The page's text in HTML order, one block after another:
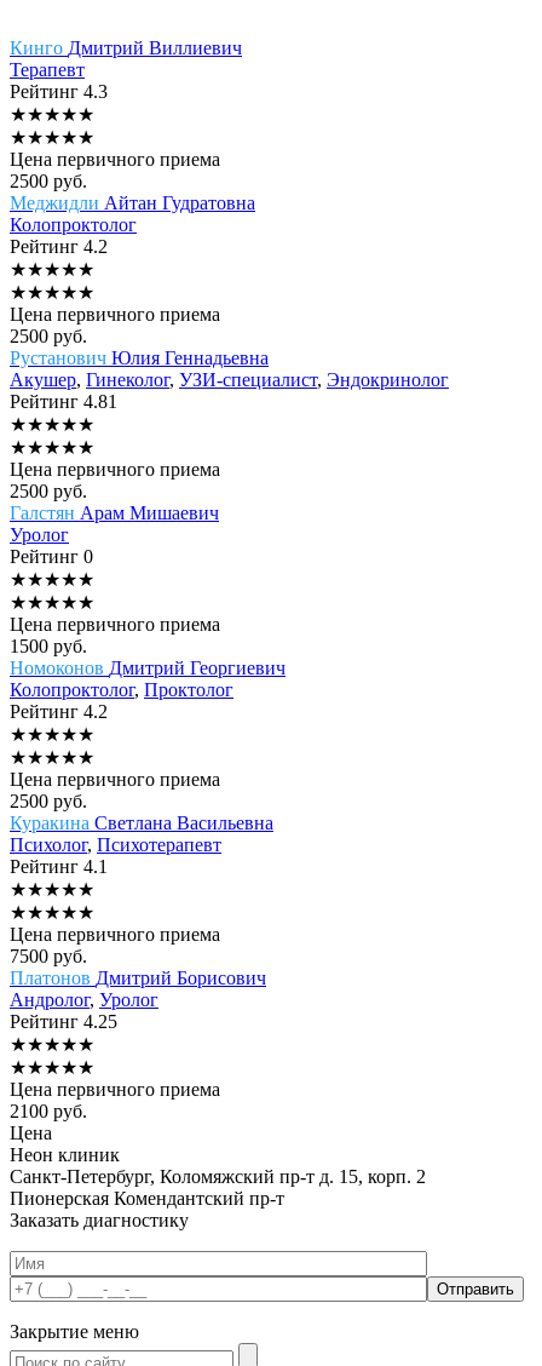
Кинго Дмитрий Виллиевич
Терапевт
Рейтинг 4.3
★★★★★
★★★★★
Цена первичного приема
2500 руб.
Меджидли Айтан Гудратовна
Колопроктолог
Рейтинг 4.2
★★★★★
★★★★★
Цена первичного приема
2500 руб.
Рустанович Юлия Геннадьевна
Акушер, Гинеколог, УЗИ-специалист, Эндокринолог
Рейтинг 4.81
★★★★★
★★★★★
Цена первичного приема
2500 руб.
Галстян Арам Мишаевич
Уролог
Рейтинг 0
★★★★★
★★★★★
Цена первичного приема
1500 руб.
Номоконов Дмитрий Георгиевич
Колопроктолог, Проктолог
Рейтинг 4.2
★★★★★
★★★★★
Цена первичного приема
2500 руб.
Куракина Светлана Васильевна
Психолог, Психотерапевт
Рейтинг 4.1
★★★★★
★★★★★
Цена первичного приема
7500 руб.
Платонов Дмитрий Борисович
Андролог, Уролог
Рейтинг 4.25
★★★★★
★★★★★
Цена первичного приема
2100 руб.
Цена
Неон клиник
Санкт-Петербург, Коломяжский пр-т д. 15, корп. 2
Пионерская Комендантский пр-т
Заказать диагностику
Закрытие меню